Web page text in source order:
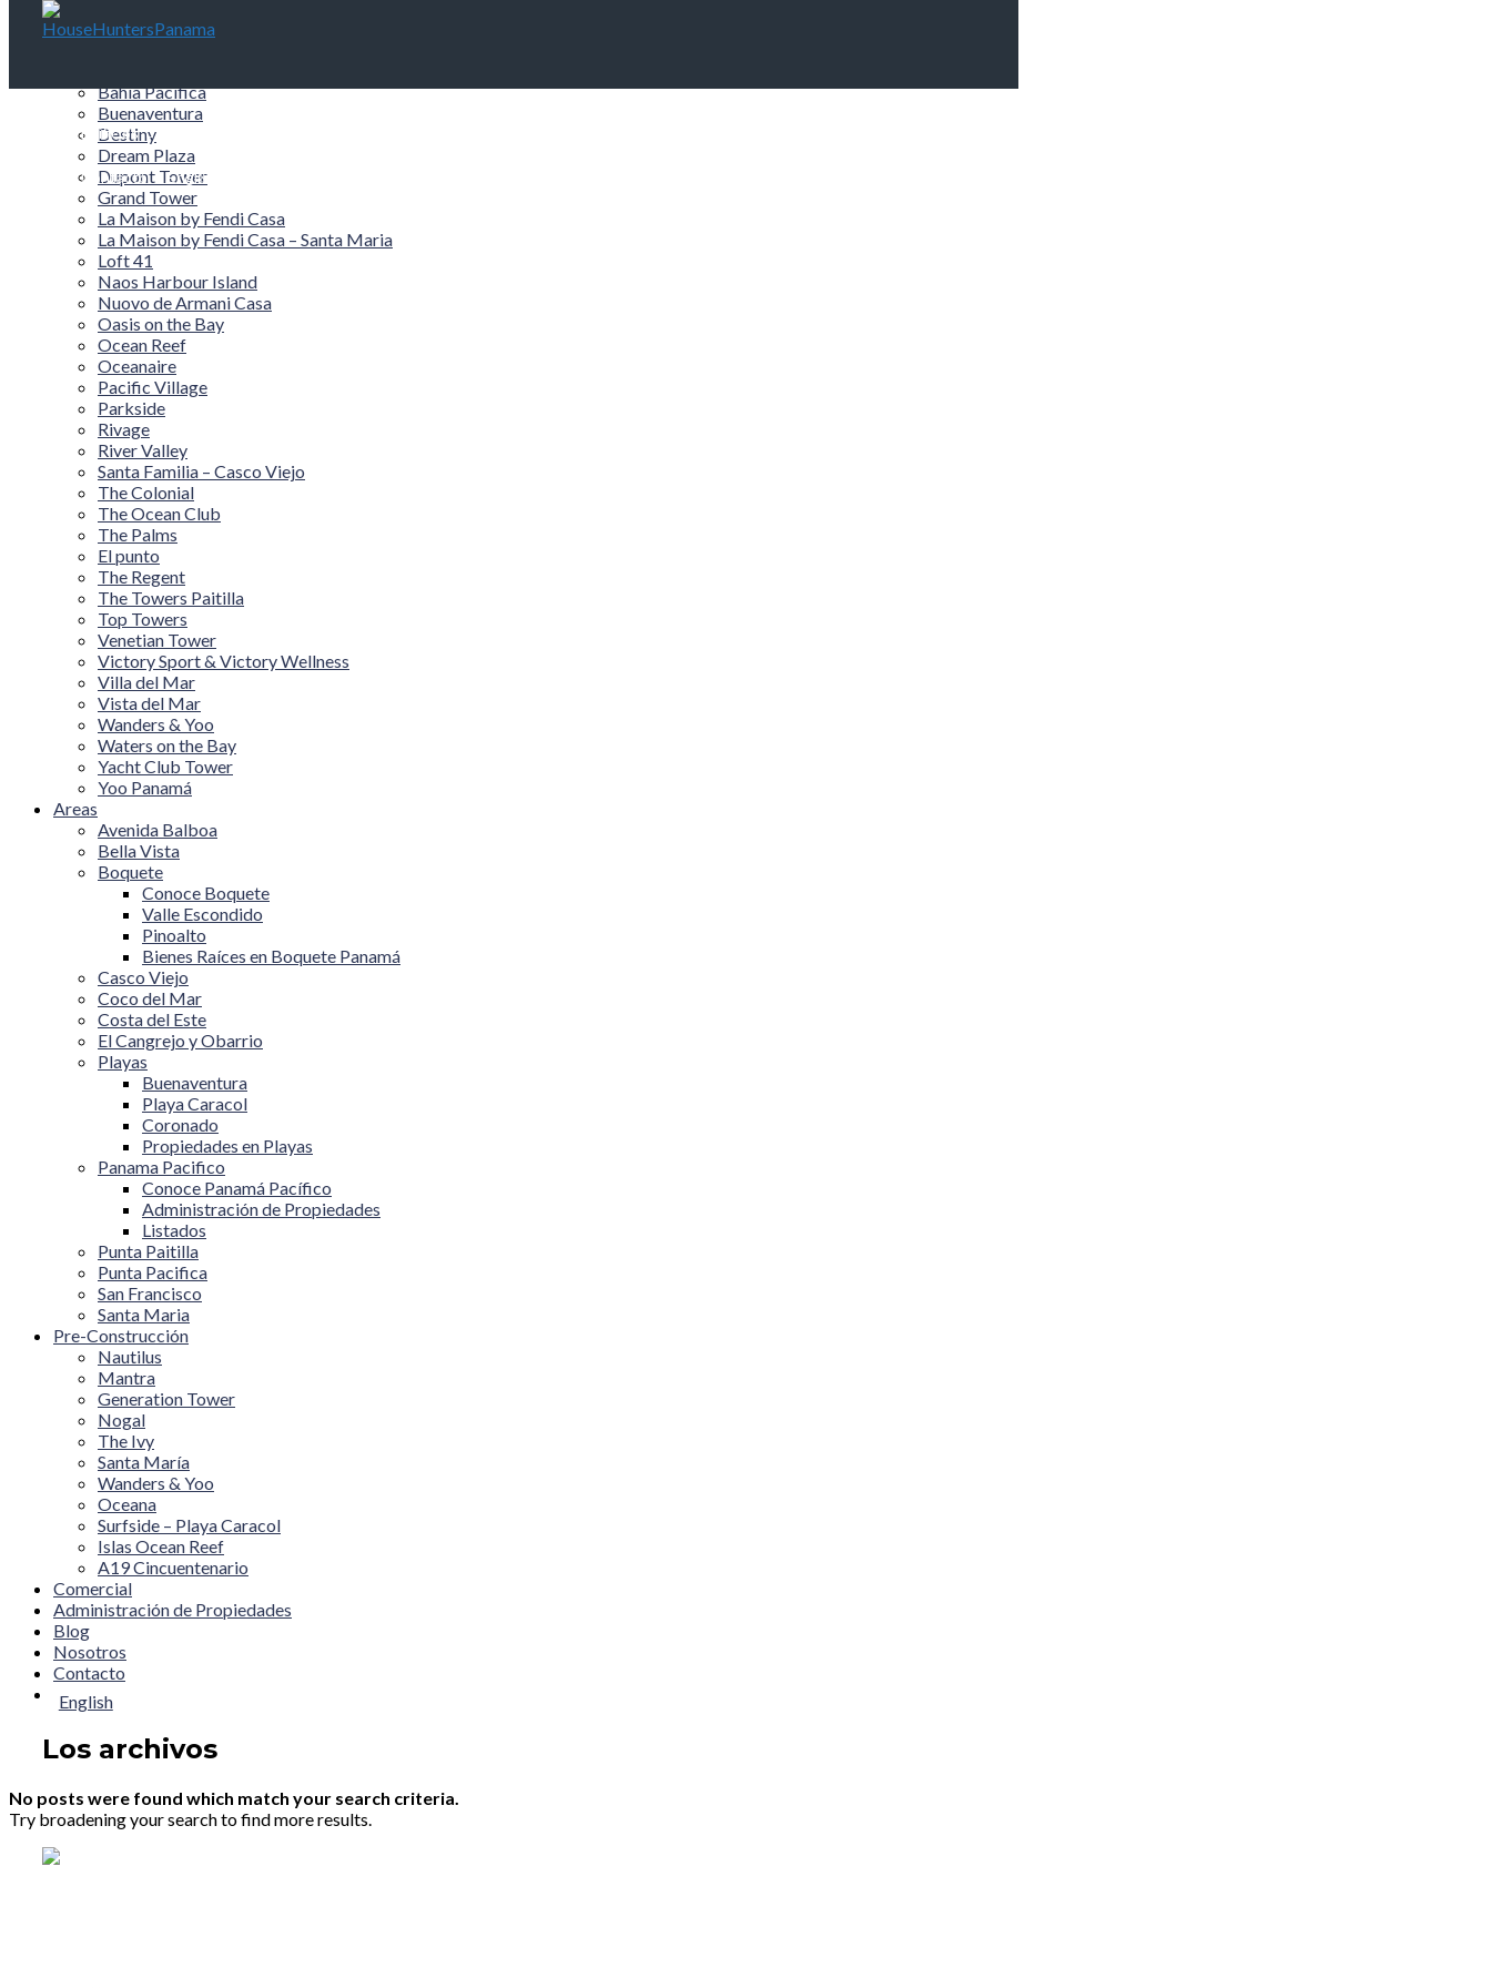
Edificios
Contacto English
Edificios
Bahía Pacífica
Buenaventura
Destiny
Dream Plaza
Dupont Tower
Grand Tower
La Maison by Fendi Casa
La Maison by Fendi Casa – Santa Maria
Loft 41
Naos Harbour Island
Nuovo de Armani Casa
Oasis on the Bay
Ocean Reef
Oceanaire
Pacific Village
Parkside
Rivage
River Valley
Santa Familia – Casco Viejo
The Colonial
The Ocean Club
The Palms
El punto
The Regent
The Towers Paitilla
Top Towers
Venetian Tower
Victory Sport & Victory Wellness
Villa del Mar
Vista del Mar
Wanders & Yoo
Waters on the Bay
Yacht Club Tower
Yoo Panamá
Areas
Avenida Balboa
Bella Vista
Boquete
Conoce Boquete
Valle Escondido
Pinoalto
Bienes Raíces en Boquete Panamá
Casco Viejo
Coco del Mar
Costa del Este
El Cangrejo y Obarrio
Playas
Buenaventura
Playa Caracol
Coronado
Propiedades en Playas
Panama Pacifico
Conoce Panamá Pacífico
Administración de Propiedades
Listados
Punta Paitilla
Punta Pacifica
San Francisco
Santa Maria
Pre-Construcción
Nautilus
Mantra
Generation Tower
Nogal
The Ivy
Santa María
Wanders & Yoo
Oceana
Surfside – Playa Caracol
Islas Ocean Reef
A19 Cincuentenario
Comercial
Administración de Propiedades
Blog
Nosotros
Contacto
English
Los archivos
No posts were found which match your search criteria.
Try broadening your search to find more results.